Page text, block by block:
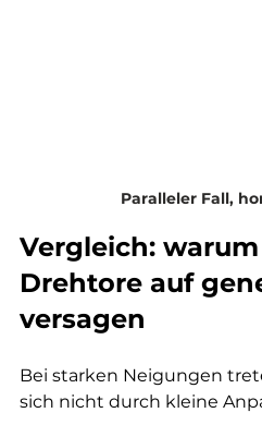
Paralleler Fall,
Vergleich:
Drehtore auf
versagen
Bei starken Neigungen
sich nicht durch kleine